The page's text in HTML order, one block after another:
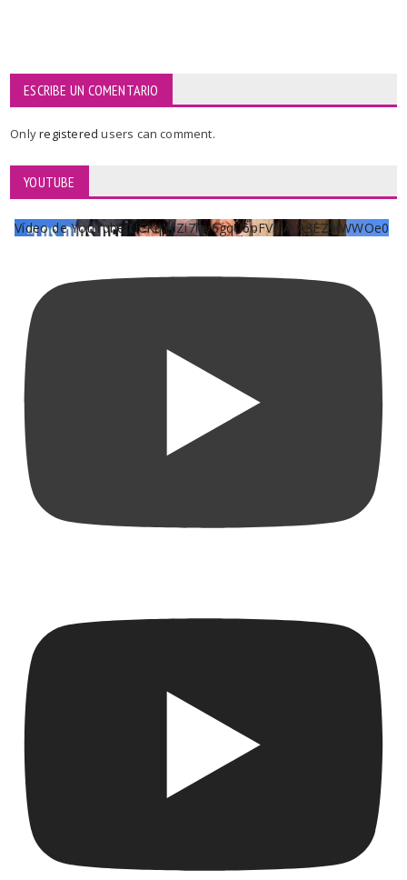
ESCRIBE UN COMENTARIO
Onlyregisteredusers can comment.
YOUTUBE
Vídeo de YouTube UCKqYjiZi7lzy6gqU6pFVFiA_A3EZ9JWWOe0